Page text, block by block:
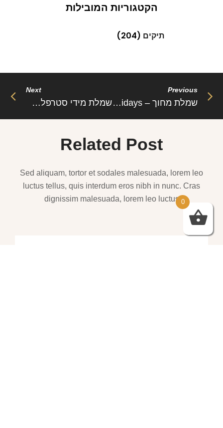
הקטגוריות המובילות
תיקים (204)
Previous
שמלת מחוך – Holidays
Next
שמלת מידי סטרפלס חיתוכים – אריאנה
Related Post
Sed aliquam, tortor et sodales malesuada, lorem leo
luctus tellus, quis interdum eros nibh in nunc. Cras
dignissim malesuada, lorem leo luctus 0